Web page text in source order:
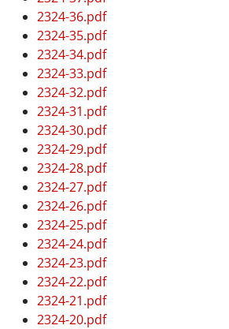
2324-36.pdf
2324-35.pdf
2324-34.pdf
2324-33.pdf
2324-32.pdf
2324-31.pdf
2324-30.pdf
2324-29.pdf
2324-28.pdf
2324-27.pdf
2324-26.pdf
2324-25.pdf
2324-24.pdf
2324-23.pdf
2324-22.pdf
2324-21.pdf
2324-20.pdf